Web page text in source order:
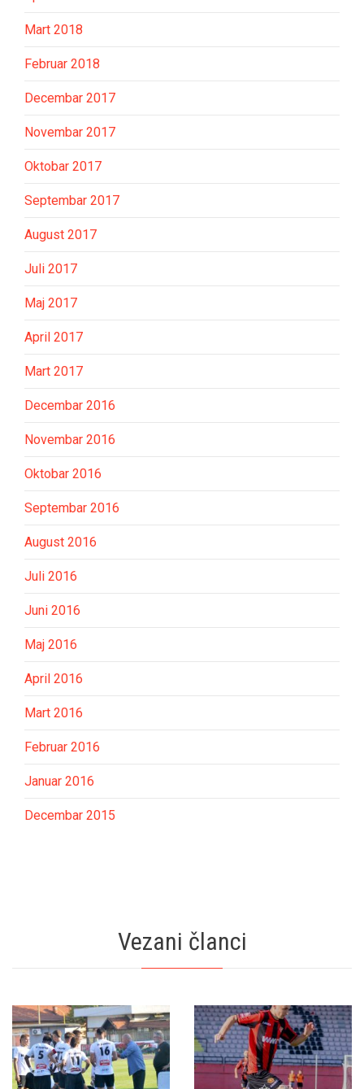
Mart 2018
Februar 2018
Decembar 2017
Novembar 2017
Oktobar 2017
Septembar 2017
August 2017
Juli 2017
Maj 2017
April 2017
Mart 2017
Decembar 2016
Novembar 2016
Oktobar 2016
Septembar 2016
August 2016
Juli 2016
Juni 2016
Maj 2016
April 2016
Mart 2016
Februar 2016
Januar 2016
Decembar 2015
Vezani članci